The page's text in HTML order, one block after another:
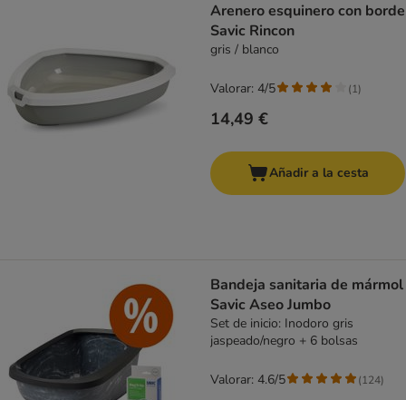
Arenero esquinero con borde
Savic Rincon
gris / blanco
14,49 €
Valorar: 4/5 (1)
Añadir a la cesta
Bandeja sanitaria de mármol
Savic Aseo Jumbo
Set de inicio: Inodoro gris
jaspeado/negro + 6 bolsas
Valorar: 4.6/5 (124)